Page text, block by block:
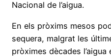
Nacional de l’aigua.
En els pròxims mesos
sequera, malgrat les
pròximes dècades